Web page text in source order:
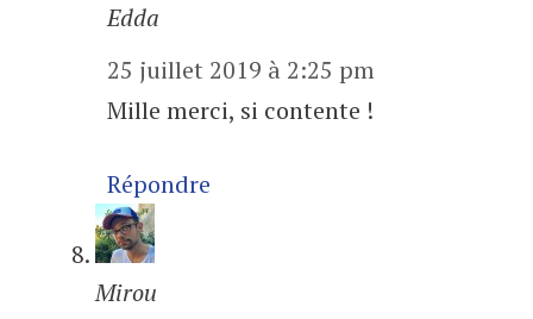
Edda
25 juillet 2019 à 2:25 pm
Mille merci, si contente !
Répondre
Mirou